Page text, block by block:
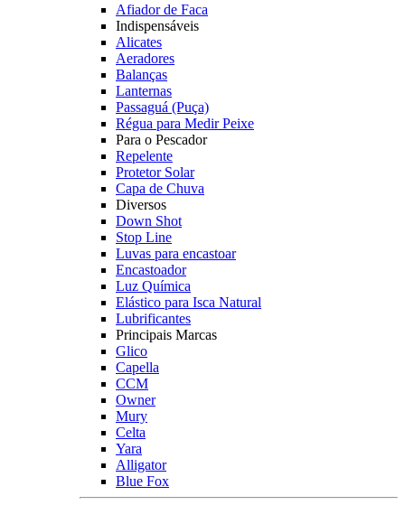
Afiador de Faca
Indispensáveis
Alicates
Aeradores
Balanças
Lanternas
Passaguá (Puça)
Régua para Medir Peixe
Para o Pescador
Repelente
Protetor Solar
Capa de Chuva
Diversos
Down Shot
Stop Line
Luvas para encastoar
Encastoador
Luz Química
Elástico para Isca Natural
Lubrificantes
Principais Marcas
Glico
Capella
CCM
Owner
Mury
Celta
Yara
Alligator
Blue Fox